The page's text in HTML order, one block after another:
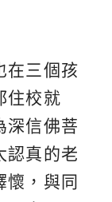
在三個孩
住校就
深信佛菩
認真的老
懷，與同